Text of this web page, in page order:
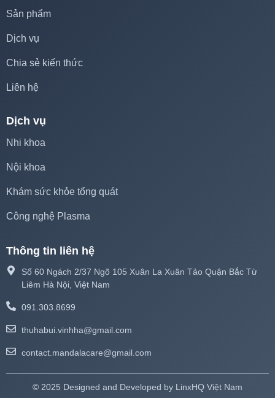
Sản phẩm
Dịch vụ
Chia sẻ kiến thức
Liên hệ
Dịch vụ
Nhi khoa
Nội khoa
Khám sức khỏe tổng quát
Công nghệ Plasma
Thông tin liên hệ
Số 60 Ngách 2/37 Ngõ 105 Xuân La Xuân Tảo Quận Bắc Từ
Liêm Hà Nội, Việt Nam
091.303.8699
thuhabui.vinhha@gmail.com
contact.mandalacare@gmail.com
© 2025 Designed and Developed by LinxHQ Việt Nam